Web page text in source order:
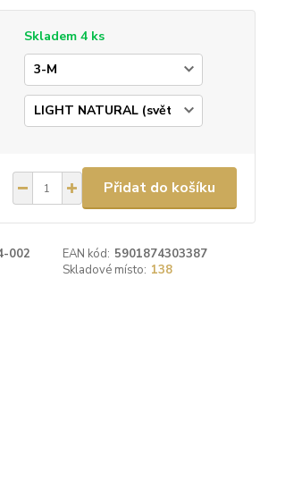
Skladem 4 ks
Přidat do košíku
002 EAN kód: 5901874303387
Skladové místo: 138